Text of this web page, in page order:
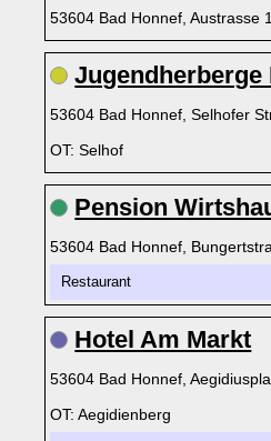
53604 Bad Honnef, Austrasse
Jugendherberge
53604 Bad Honnef, Selhofer
OT: Selhof
Pension
53604 Bad Honnef,
Restaurant
Hotel Am Markt
53604 Bad Honnef,
OT: Aegidienberg